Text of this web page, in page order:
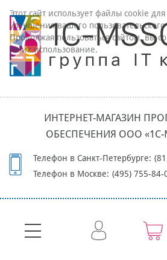
ИНТЕРНЕТ-МАГАЗИН
ОБЕСПЕЧЕНИЯ ООО
Телефон в Санкт-Петербурге:
Телефон в Москве: (495) 755-84-
Этот сайт использует файлы cookie для
улучшения вашего
Продолжая пользоваться сайтом, вы
на их использование.